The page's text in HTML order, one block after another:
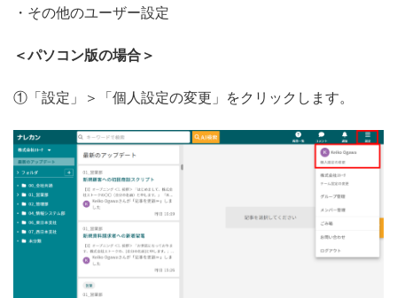
・その他のユーザー設定
＜パソコン版の場合＞
①「設定」＞「個人設定の変更」をクリックします。